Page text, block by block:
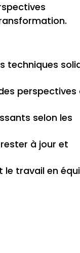
techniques
perspectives
selon les
à jour et
travail en